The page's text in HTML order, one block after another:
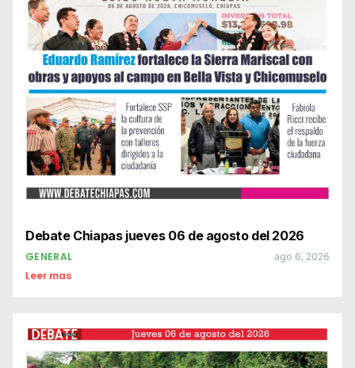
Debate Chiapas jueves 06 de agosto del 2026
GENERAL ago 6, 2026
Leer mas